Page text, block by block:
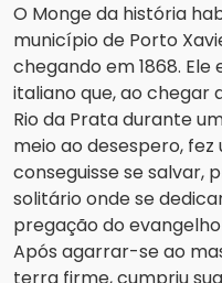
O Monge da história
município de Porto
chegando em 1868.
italiano que, ao chegar
Rio da Prata durante
meio ao desespero,
conseguisse se salvar,
solitário onde se
pregação do
Após agarrar-se ao